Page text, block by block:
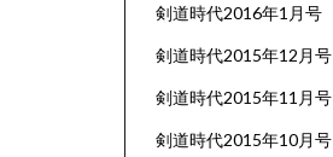
剣道時代2016年1月号
剣道時代2015年12月号
剣道時代2015年11月号
剣道時代2015年10月号